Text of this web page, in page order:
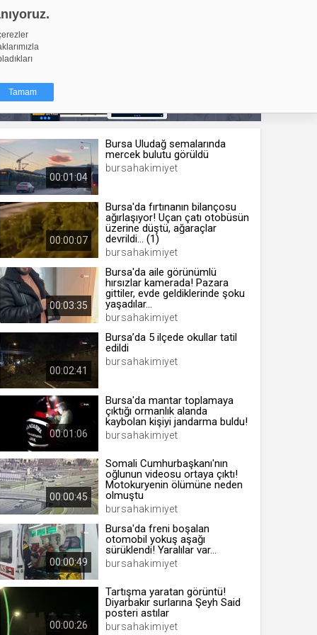
Tamam
küçük
İzniniz şu
hale
bir
Türü
yıl
yıl
00:01:04
Bursa Uludağ semalarında
mercek bulutu görüldü
bursahakimiyet
00:00:07
Bursa'da fırtınanın bilançosu
ağırlaşıyor! Uçan çatı otobüsün
üzerine düştü, ağaraçlar
devrildi... (1)
bursahakimiyet
00:03:35
Bursa'da aile görünümlü
hırsızlar kamerada! Pazara
gittiler, evde geldiklerinde şoku
yaşadılar...
bursahakimiyet
00:02:41
Bursa’da 5 ilçede okullar tatil
edildi
bursahakimiyet
00:01:06
Bursa'da mantar toplamaya
çıktığı ormanlık alanda
kaybolan kişiyi jandarma buldu!
bursahakimiyet
00:00:45
Somali Cumhurbaşkanı'nın
oğlunun videosu ortaya çıktı!
Motokuryenin ölümüne neden
olmuştu
bursahakimiyet
00:00:49
Bursa'da freni boşalan
otomobil yokuş aşağı
sürüklendi! Yaralılar var...
bursahakimiyet
00:00:26
Tartışma yaratan görüntü!
Diyarbakır surlarına Şeyh Said
posteri astılar
bursahakimiyet